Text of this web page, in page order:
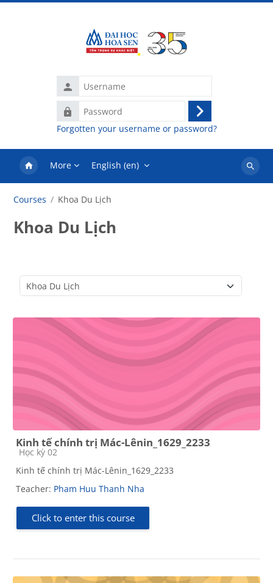
Username
Password
Log
in
Forgotten your username or password?
More English ‎(en)‎
Search
Courses Khoa Du Lịch
Khoa Du Lịch
Kinh tế chính trị Mác-Lênin_1629_2233
Course category
Học kỳ 02
Kinh tế chính trị Mác-Lênin_1629_2233
Teacher: Pham Huu Thanh Nha
Click to enter this course